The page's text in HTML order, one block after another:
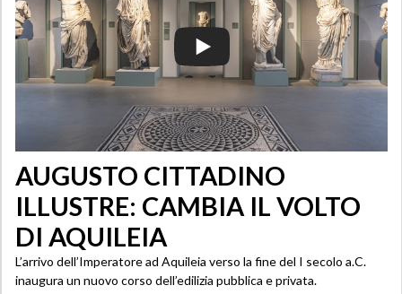
AUGUSTO CITTADINO
ILLUSTRE: CAMBIA IL VOLTO
DI AQUILEIA
L’arrivo dell’Imperatore ad Aquileia verso la fine del I secolo a.C.
inaugura un nuovo corso dell’edilizia pubblica e privata.